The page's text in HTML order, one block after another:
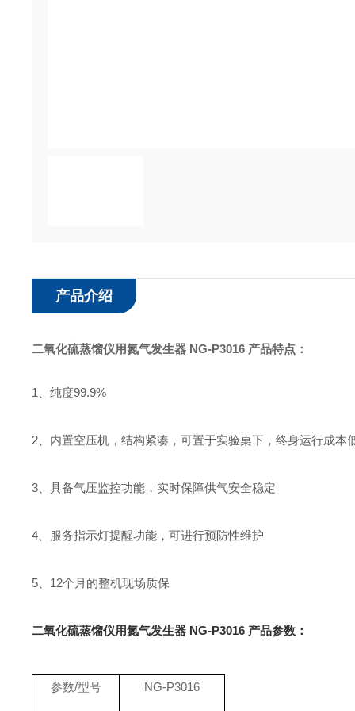
产品介绍
二氧化硫蒸馏仪用氮气发生器 NG-P3016 产品特点：
1、纯度99.9%
2、内置空压机，结构紧凑，可置于实验桌下，终身运行成本
3、具备气压监控功能，实时保障供气安全稳定
4、服务指示灯提醒功能，可进行预防性维护
5、12个月的整机现场质保
二氧化硫蒸馏仪用氮气发生器 NG-P3016 产品参数：
参数/型号 NG-P3016